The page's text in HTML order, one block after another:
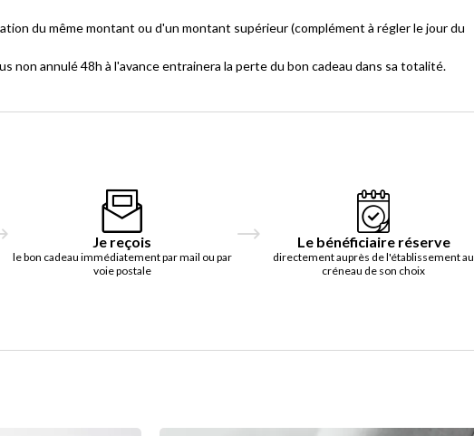
du même montant ou d'un montant supérieur (complément à régler le jour du
non annulé 48h à l'avance entrainera la perte du bon cadeau dans sa totalité.
Je reçois
le bon cadeau immédiatement par mail ou par
voie postale
Le bénéficiaire réserve
directement auprès de l'établissement au
créneau de son choix